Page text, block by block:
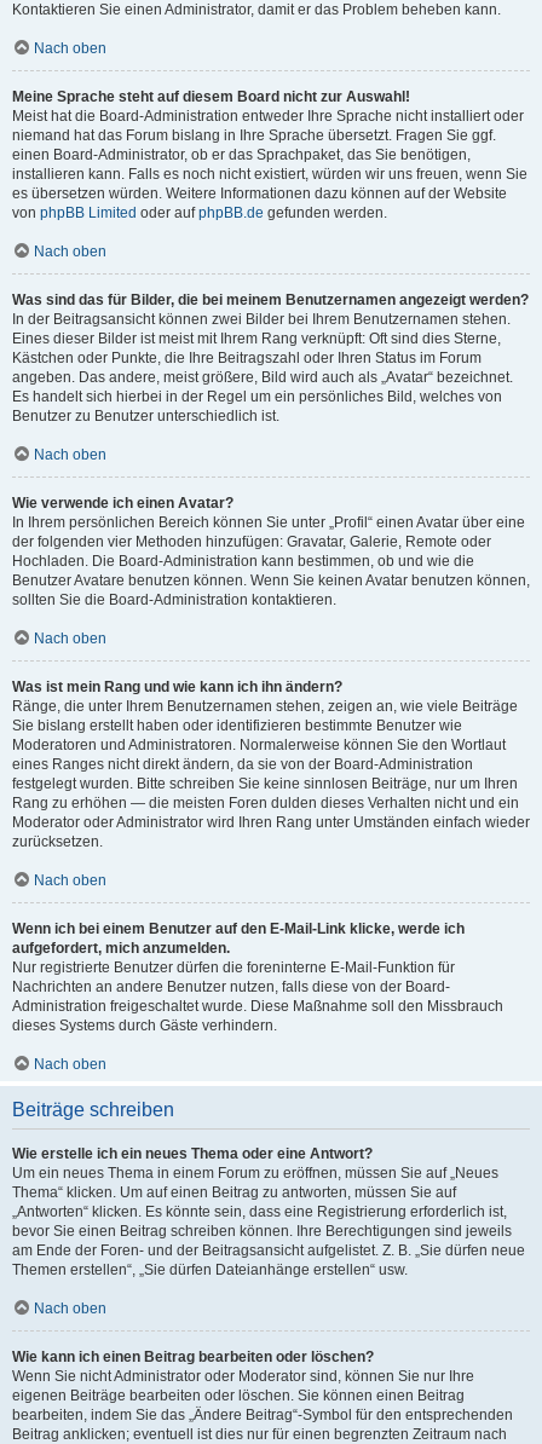
Kontaktieren Sie einen Administrator, damit er das Problem beheben kann.
Nach oben
Meine Sprache steht auf diesem Board nicht zur Auswahl!
Meist hat die Board-Administration entweder Ihre Sprache nicht installiert oder
niemand hat das Forum bislang in Ihre Sprache übersetzt. Fragen Sie ggf.
einen Board-Administrator, ob er das Sprachpaket, das Sie benötigen,
installieren kann. Falls es noch nicht existiert, würden wir uns freuen, wenn Sie
es übersetzen würden. Weitere Informationen dazu können auf der Website
von phpBB Limited oder aufphpBB.de gefunden werden.
Nach oben
Was sind das für Bilder, die bei meinem Benutzernamen angezeigt werden?
In der Beitragsansicht können zwei Bilder bei Ihrem Benutzernamen stehen.
Eines dieser Bilder ist meist mit Ihrem Rang verknüpft: Oft sind dies Sterne,
Kästchen oder Punkte, die Ihre Beitragszahl oder Ihren Status im Forum
angeben. Das andere, meist größere, Bild wird auch als „Avatar“ bezeichnet.
Es handelt sich hierbei in der Regel um ein persönliches Bild, welches von
Benutzer zu Benutzer unterschiedlich ist.
Nach oben
Wie verwende ich einen Avatar?
In Ihrem persönlichen Bereich können Sie unter „Profil“ einen Avatar über eine
der folgenden vier Methoden hinzufügen: Gravatar, Galerie, Remote oder
Hochladen. Die Board-Administration kann bestimmen, ob und wie die
Benutzer Avatare benutzen können. Wenn Sie keinen Avatar benutzen können,
sollten Sie die Board-Administration kontaktieren.
Nach oben
Was ist mein Rang und wie kann ich ihn ändern?
Ränge, die unter Ihrem Benutzernamen stehen, zeigen an, wie viele Beiträge
Sie bislang erstellt haben oder identifizieren bestimmte Benutzer wie
Moderatoren und Administratoren. Normalerweise können Sie den Wortlaut
eines Ranges nicht direkt ändern, da sie von der Board-Administration
festgelegt wurden. Bitte schreiben Sie keine sinnlosen Beiträge, nur um Ihren
Rang zu erhöhen — die meisten Foren dulden dieses Verhalten nicht und ein
Moderator oder Administrator wird Ihren Rang unter Umständen einfach wieder
zurücksetzen.
Nach oben
Wenn ich bei einem Benutzer auf den E-Mail-Link klicke, werde ich
aufgefordert, mich anzumelden.
Nur registrierte Benutzer dürfen die foreninterne E-Mail-Funktion für
Nachrichten an andere Benutzer nutzen, falls diese von der Board-
Administration freigeschaltet wurde. Diese Maßnahme soll den Missbrauch
dieses Systems durch Gäste verhindern.
Nach oben
Beiträge schreiben
Wie erstelle ich ein neues Thema oder eine Antwort?
Um ein neues Thema in einem Forum zu eröffnen, müssen Sie auf „Neues
Thema“ klicken. Um auf einen Beitrag zu antworten, müssen Sie auf
„Antworten“ klicken. Es könnte sein, dass eine Registrierung erforderlich ist,
bevor Sie einen Beitrag schreiben können. Ihre Berechtigungen sind jeweils
am Ende der Foren- und der Beitragsansicht aufgelistet. Z. B. „Sie dürfen neue
Themen erstellen“, „Sie dürfen Dateianhänge erstellen“ usw.
Nach oben
Wie kann ich einen Beitrag bearbeiten oder löschen?
Wenn Sie nicht Administrator oder Moderator sind, können Sie nur Ihre
eigenen Beiträge bearbeiten oder löschen. Sie können einen Beitrag
bearbeiten, indem Sie das „Ändere Beitrag“-Symbol für den entsprechenden
Beitrag anklicken; eventuell ist dies nur für einen begrenzten Zeitraum nach